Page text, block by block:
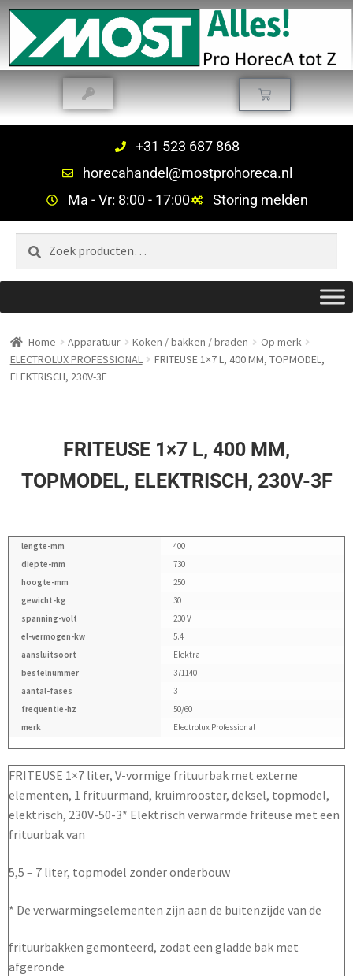
+31 523 687 868
horecahandel@mostprohoreca.nl
Ma - Vr: 8:00 - 17:00
Storing melden
Zoeken
Home Apparatuur Koken / bakken / braden
Op merk
ELECTROLUX PROFESSIONAL
FRITEUSE 1×7 L, 400 MM, TOPMODEL,
ELEKTRISCH, 230V-3F
FRITEUSE 1×7 L, 400 MM,
TOPMODEL, ELEKTRISCH, 230V-3F
lengte-mm
400
diepte-mm
730
hoogte-mm
250
gewicht-kg
30
spanning-volt
230 V
el-vermogen-kw
5.4
aansluitsoort
Elektra
bestelnummer
371140
aantal-fases
3
frequentie-hz
50/60
merk
Electrolux Professional
FRITEUSE 1×7 liter, V-vormige frituurbak met externe
elementen, 1 frituurmand, kruimrooster, deksel, topmodel,
elektrisch, 230V-50-3* Elektrisch verwarmde friteuse met een
frituurbak van
5,5 – 7 liter, topmodel zonder onderbouw
* De verwarmingselementen zijn aan de buitenzijde van de
frituurbakken gemonteerd, zodat een gladde bak met
afgeronde